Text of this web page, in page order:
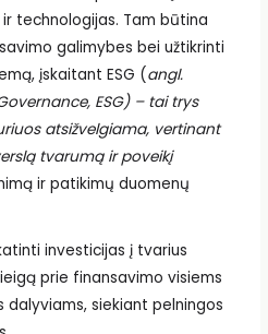
technologijas. Tam būtina
galimybes bei užtikrinti
įskaitant ESG (angl.
ESG) – tai trys
atsižvelgiama, vertinant
tvarumą ir poveikį
ir patikimų duomenų
investicijas į tvarius
prie finansavimo visiems
siekiant pelningos